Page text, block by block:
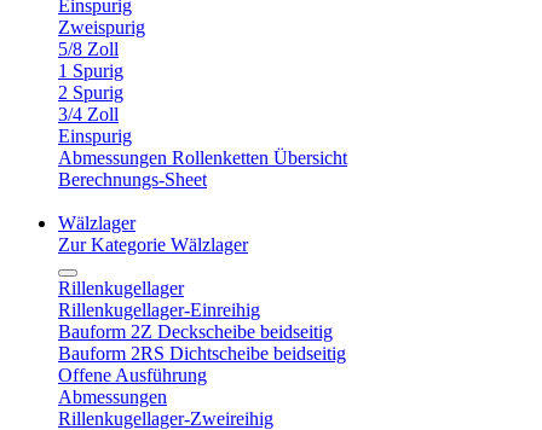
Einspurig
Zweispurig
5/8 Zoll
1 Spurig
2 Spurig
3/4 Zoll
Einspurig
Abmessungen Rollenketten Übersicht
Berechnungs-Sheet
Wälzlager
Zur Kategorie Wälzlager
Rillenkugellager
Rillenkugellager-Einreihig
Bauform 2Z Deckscheibe beidseitig
Bauform 2RS Dichtscheibe beidseitig
Offene Ausführung
Abmessungen
Rillenkugellager-Zweireihig